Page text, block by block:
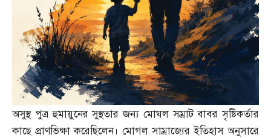
অসুস্থ পুত্র হুমায়ুনের সুস্থতার জন্য মোঘল সম্রাট বাবর সৃষ্টিকর্তার
কাছে প্রাণভিক্ষা করেছিলেন। মোগল সাম্রাজ্যের ইতিহাস অনুসারে